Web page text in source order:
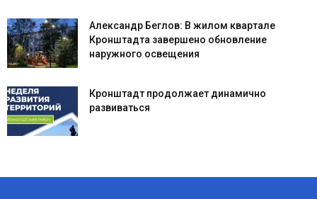
Александр Беглов: В жилом квартале
Кронштадта завершено обновление
наружного освещения
Кронштадт продолжает динамично
развиваться